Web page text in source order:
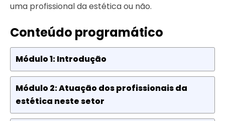
uma profissional da estética ou não.
Conteúdo programático
Módulo 1: Introdução
Módulo 2: Atuação dos profissionais da
estética neste setor